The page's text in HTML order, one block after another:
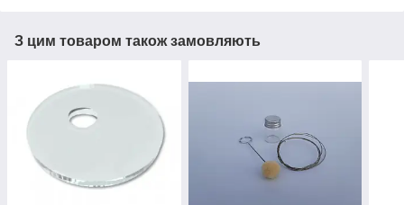
З цим товаром також замовляють